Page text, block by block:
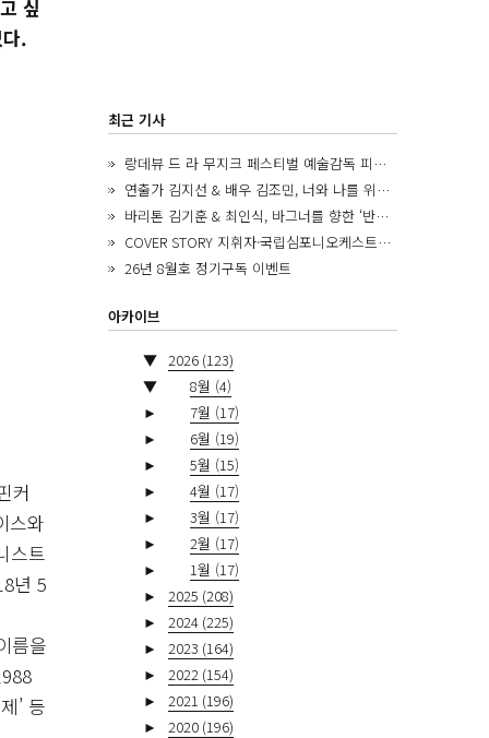
싶
.
커
스와
스트
년 5
름을
’ 등
최근 기사
랑데뷰 드 라 무지크 페스티벌 예술감독 피아니스트 김혜진, 5년간의 여정을 돌아보며
연출가 김지선 & 배우 김조민, 너와 나를 위한 ‘모두의 숲’에서 만나는 동심
바리톤 김기훈 & 최인식, 바그너를 향한 ‘반지 원정대’를 앞두고
COVER STORY 지휘자·국립심포니오케스트라 제8대 음악감독 로베르토 아바도
26년 8월호 정기구독 이벤트
아카이브
▼ 2026 (123)
▼
8월 (4)
►
7월 (17)
►
6월 (19)
►
5월 (15)
►
4월 (17)
►
3월 (17)
►
2월 (17)
►
1월 (17)
►
2025 (208)
►
2024 (225)
►
2023 (164)
►
2022 (154)
►
2021 (196)
►
2020 (196)